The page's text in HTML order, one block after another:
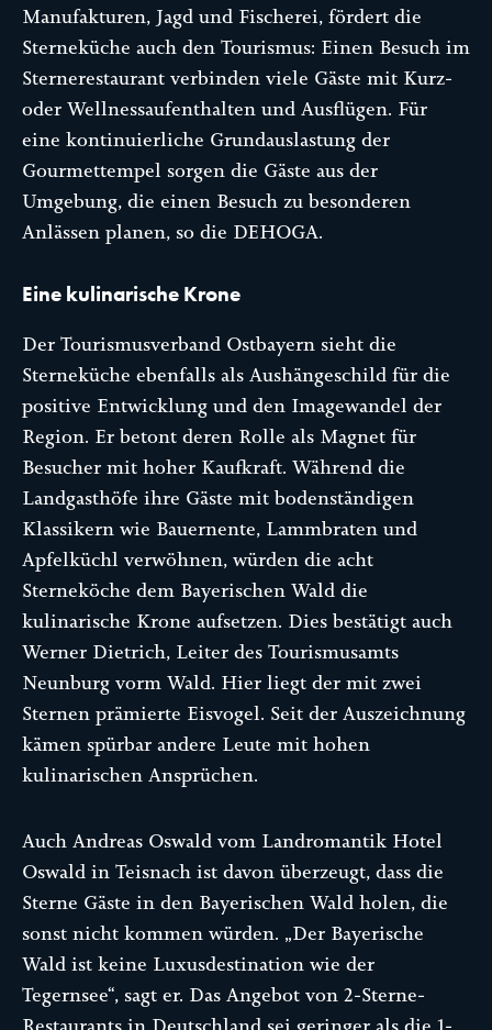
Manufakturen, Jagd und Fischerei, fördert die
Sterneküche auch den Tourismus: Einen Besuch im
Sternerestaurant verbinden viele Gäste mit Kurz-
oder Wellnessaufenthalten und Ausflügen. Für
eine kontinuierliche Grundauslastung der
Gourmettempel sorgen die Gäste aus der
Umgebung, die einen Besuch zu besonderen
Anlässen planen, so die DEHOGA.
Eine kulinarische Krone
Der Tourismusverband Ostbayern sieht die
Sterneküche ebenfalls als Aushängeschild für die
positive Entwicklung und den Imagewandel der
Region. Er betont deren Rolle als Magnet für
Besucher mit hoher Kaufkraft. Während die
Landgasthöfe ihre Gäste mit bodenständigen
Klassikern wie Bauernente, Lammbraten und
Apfelküchl verwöhnen, würden die acht
Sterneköche dem Bayerischen Wald die
kulinarische Krone aufsetzen. Dies bestätigt auch
Werner Dietrich, Leiter des Tourismusamts
Neunburg vorm Wald. Hier liegt der mit zwei
Sternen prämierte Eisvogel. Seit der Auszeichnung
kämen spürbar andere Leute mit hohen
kulinarischen Ansprüchen.
Auch Andreas Oswald vom Landromantik Hotel
Oswald in Teisnach ist davon überzeugt, dass die
Sterne Gäste in den Bayerischen Wald holen, die
sonst nicht kommen würden. „Der Bayerische
Wald ist keine Luxusdestination wie der
Tegernsee“, sagt er. Das Angebot von 2-Sterne-